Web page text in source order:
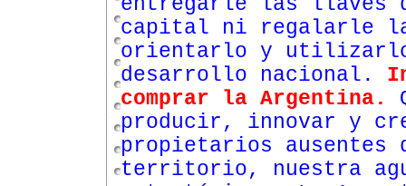
capital ni regalarle
orientarlo y utilizarlo
desarrollo nacional.
comprar la Argentina.
producir, innovar y
propietarios ausentes
territorio, nuestra